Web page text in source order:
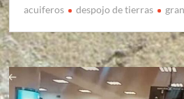
acuiferos
despojo de tierras